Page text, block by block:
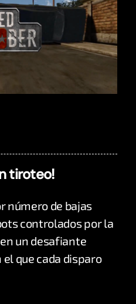
tiroteo!
número de bajas
controlados por la
un desafiante
que cada disparo